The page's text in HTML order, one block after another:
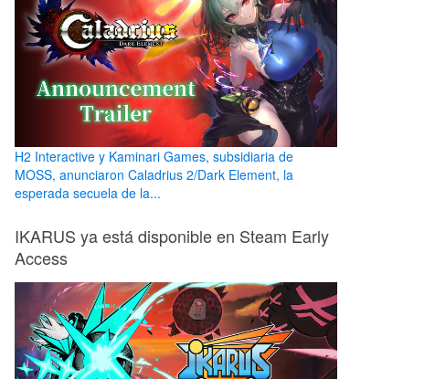
H2 Interactive y Kaminari Games, subsidiaria de
MOSS, anunciaron Caladrius 2/Dark Element, la
esperada secuela de la...
IKARUS ya está disponible en Steam Early
Access